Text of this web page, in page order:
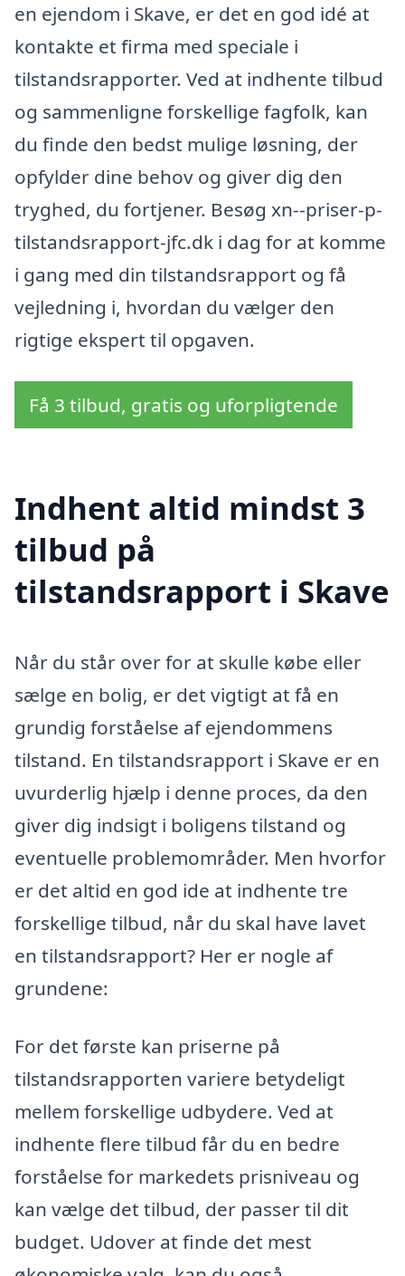
en ejendom i Skave, er det en god idé at
kontakte et firma med speciale i
tilstandsrapporter. Ved at indhente tilbud
og sammenligne forskellige fagfolk, kan
du finde den bedst mulige løsning, der
opfylder dine behov og giver dig den
tryghed, du fortjener. Besøg xn--priser-p-
tilstandsrapport-jfc.dk i dag for at komme
i gang med din tilstandsrapport og få
vejledning i, hvordan du vælger den
rigtige ekspert til opgaven.
Få 3 tilbud, gratis og uforpligtende
Indhent altid mindst 3
tilbud på
tilstandsrapport i Skave
Når du står over for at skulle købe eller
sælge en bolig, er det vigtigt at få en
grundig forståelse af ejendommens
tilstand. En tilstandsrapport i Skave er en
uvurderlig hjælp i denne proces, da den
giver dig indsigt i boligens tilstand og
eventuelle problemområder. Men hvorfor
er det altid en god ide at indhente tre
forskellige tilbud, når du skal have lavet
en tilstandsrapport? Her er nogle af
grundene:
For det første kan priserne på
tilstandsrapporten variere betydeligt
mellem forskellige udbydere. Ved at
indhente flere tilbud får du en bedre
forståelse for markedets prisniveau og
kan vælge det tilbud, der passer til dit
budget. Udover at finde det mest